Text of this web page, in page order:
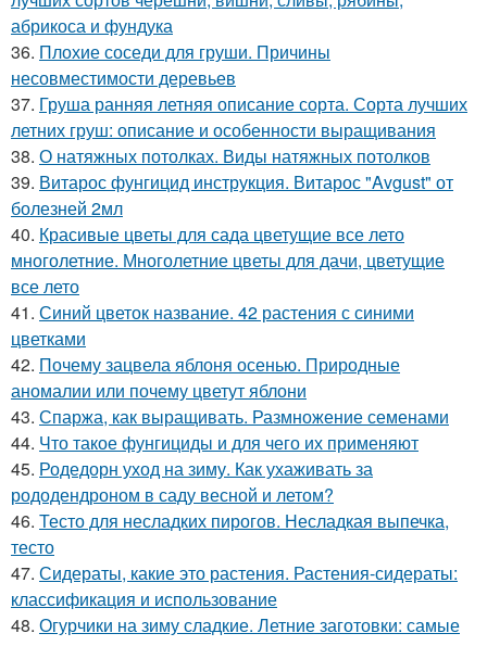
абрикоса и фундука
36. Плохие соседи для груши. Причины
несовместимости деревьев
37. Груша ранняя летняя описание сорта. Сорта лучших
летних груш: описание и особенности выращивания
38. О натяжных потолках. Виды натяжных потолков
39. Витарос фунгицид инструкция. Витарос "Avgust" от
болезней 2мл
40. Красивые цветы для сада цветущие все лето
многолетние. Многолетние цветы для дачи, цветущие
все лето
41. Синий цветок название. 42 растения с синими
цветками
42. Почему зацвела яблоня осенью. Природные
аномалии или почему цветут яблони
43. Спаржа, как выращивать. Размножение семенами
44. Что такое фунгициды и для чего их применяют
45. Родедорн уход на зиму. Как ухаживать за
рододендроном в саду весной и летом?
46. Тесто для несладких пирогов. Несладкая выпечка,
тесто
47. Сидераты, какие это растения. Растения-сидераты:
классификация и использование
48. Огурчики на зиму сладкие. Летние заготовки: самые